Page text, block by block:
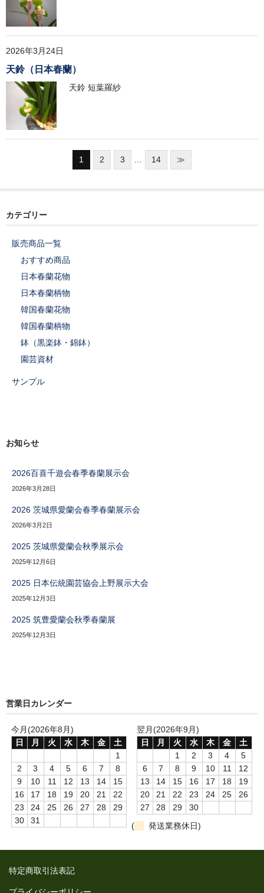
2026年3月24日
天鈴（日本春蘭）
天鈴 短葉羅紗
1 2 3 14 ≫
カテゴリー
販売商品一覧
おすすめ商品
日本春蘭花物
日本春蘭柄物
韓国春蘭花物
韓国春蘭柄物
鉢（黒楽鉢・錦鉢）
園芸資材
サンプル
お知らせ
2026百喜千遊会春季春蘭展示会
2026年3月28日
2026 茨城県愛蘭会春季春蘭展示会
2026年3月2日
2025 茨城県愛蘭会秋季展示会
2025年12月6日
2025 日本伝統園芸協会上野展示大会
2025年12月3日
2025 筑豊愛蘭会秋季春蘭展
2025年12月3日
営業日カレンダー
今月(2026年8月)
日
月 火 水 木 金
土
1
2
3 4 5 6 7
8
9
10 11 12 13 14
15
16
17 18 19 20 21
22
23
24 25 26 27 28
29
30
31
翌月(2026年9月)
日
月 火 水 木 金
土
1
2 3 4
5
6
7 8 9 10 11
12
13
14 15 16 17 18
19
20
21 22 23 24 25
26
27
28 29
30
(
発送業務休日)
特定商取引法表記